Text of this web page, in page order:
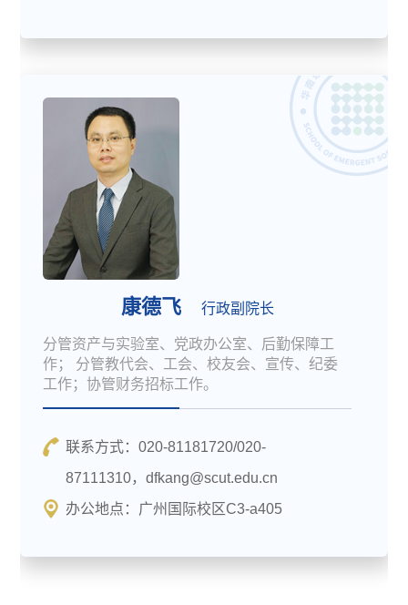
康德飞 行政副院长
分管资产与实验室、党政办公室、后勤保障工
作； 分管教代会、工会、校友会、宣传、纪委
工作；协管财务招标工作。
联系方式：020-81181720/020-
87111310，dfkang@scut.edu.cn
办公地点：广州国际校区C3-a405